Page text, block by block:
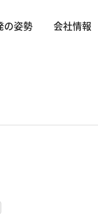
の姿勢 会社情報